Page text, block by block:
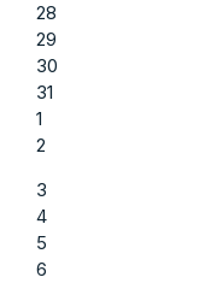
28
29
30
31
1
2
3
4
5
6